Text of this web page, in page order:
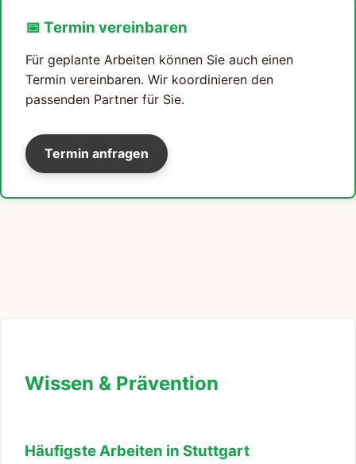
📅 Termin vereinbaren
Für geplante Arbeiten können Sie auch einen
Termin vereinbaren. Wir koordinieren den
passenden Partner für Sie.
Termin anfragen
Wissen & Prävention
Häufigste Arbeiten in Stuttgart